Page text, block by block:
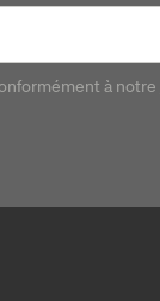
à notre